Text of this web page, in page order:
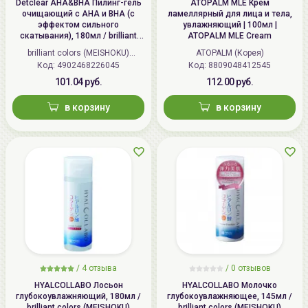
После использования плотно закрывайте крышкой.
Detclear AHA&BHA Пилинг-гель
очищающий с AHA и BHA (с
эффектом сильного
скатывания), 180мл / brilliant
colors (MEISHOKU) Detclear
Bright&Peel AHA&BHA Fruits
Peeling Jelly
brilliant colors (MEISHOKU)
(Япония)
Код: 4902468226045
101.04 руб.
в корзину
ATOPALM MLE Крем
ламеллярный для лица и тела,
увлажняющий | 100мл |
ATOPALM MLE Cream
ATOPALM (Корея)
Код: 8809048412545
112.00 руб.
в корзину
/ 4 отзыва
HYALCOLLABO Лосьон
глубокоувлажняющий, 180мл /
/ 0 отзывов
HYALCOLLABO Молочко
глубокоувлажняющее, 145мл /